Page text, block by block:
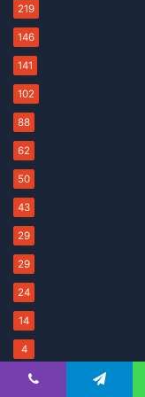
219
146
141
102
88
62
50
43
29
29
24
14
4